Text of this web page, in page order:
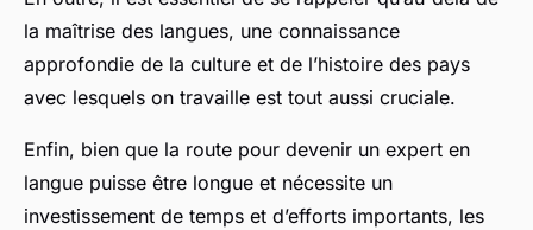
la maîtrise des langues, une connaissance
approfondie de la culture et de l’histoire des pays
avec lesquels on travaille est tout aussi cruciale.
Enfin, bien que la route pour devenir un expert en
langue puisse être longue et nécessite un
investissement de temps et d’efforts importants, les